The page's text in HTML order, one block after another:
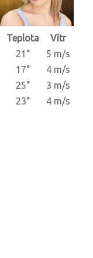
Teplota
Vítr
21°
5 m/s
17°
4 m/s
25°
3 m/s
23° 4 m/s